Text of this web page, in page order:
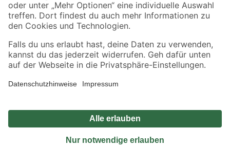
Alle Preisangaben in EUR inkl. gesetzl. MwSt.. Die dargestellten Angebote sind unter
Umständen nicht in allen Märkten verfügbar. Die angegebenen Verfügbarkeiten beziehen
Produkte nur solange der Vorrat reicht.
*Paketversand ab 59 € versandkostenfrei, gilt nicht für Artikel mit Speditionsversand, hier
Privatsphäre Impressum
Nutzungsbedingungen
Widerrufsrecht
Vertrag widerrufen